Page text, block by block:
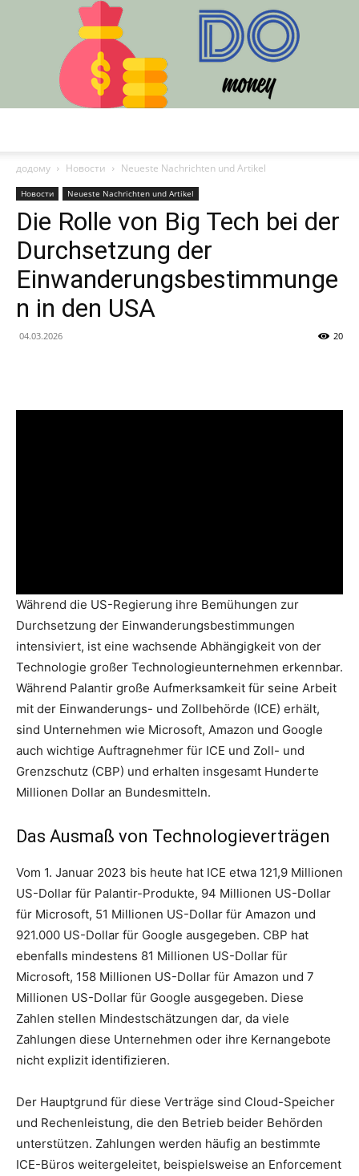
додому
Новости Neueste Nachrichten und Artikel
Новости Neueste Nachrichten und Artikel
Die Rolle von Big Tech bei der
Durchsetzung der
Einwanderungsbestimmunge
n in den USA
04.03.2026 20
Während die US-Regierung ihre Bemühungen zur
Durchsetzung der Einwanderungsbestimmungen
intensiviert, ist eine wachsende Abhängigkeit von der
Technologie großer Technologieunternehmen erkennbar.
Während Palantir große Aufmerksamkeit für seine Arbeit
mit der Einwanderungs- und Zollbehörde (ICE) erhält,
sind Unternehmen wie Microsoft, Amazon und Google
auch wichtige Auftragnehmer für ICE und Zoll- und
Grenzschutz (CBP) und erhalten insgesamt Hunderte
Millionen Dollar an Bundesmitteln.
Das Ausmaß von Technologieverträgen
Vom 1. Januar 2023 bis heute hat ICE etwa 121,9 Millionen
US-Dollar für Palantir-Produkte, 94 Millionen US-Dollar
für Microsoft, 51 Millionen US-Dollar für Amazon und
921.000 US-Dollar für Google ausgegeben. CBP hat
ebenfalls mindestens 81 Millionen US-Dollar für
Microsoft, 158 Millionen US-Dollar für Amazon und 7
Millionen US-Dollar für Google ausgegeben. Diese
Zahlen stellen Mindestschätzungen dar, da viele
Zahlungen diese Unternehmen oder ihre Kernangebote
nicht explizit identifizieren.
Der Hauptgrund für diese Verträge sind Cloud-Speicher
und Rechenleistung, die den Betrieb beider Behörden
unterstützen. Zahlungen werden häufig an bestimmte
ICE-Büros weitergeleitet, beispielsweise an Enforcement